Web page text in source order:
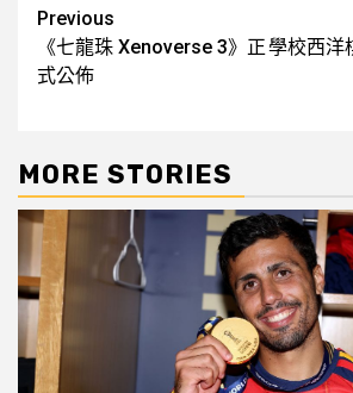
Post
navigation
Previous
《七龍珠 Xenoverse 3》正
式公佈
學校西洋
MORE STORIES